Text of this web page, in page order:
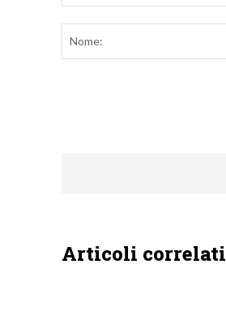
Articoli correlati